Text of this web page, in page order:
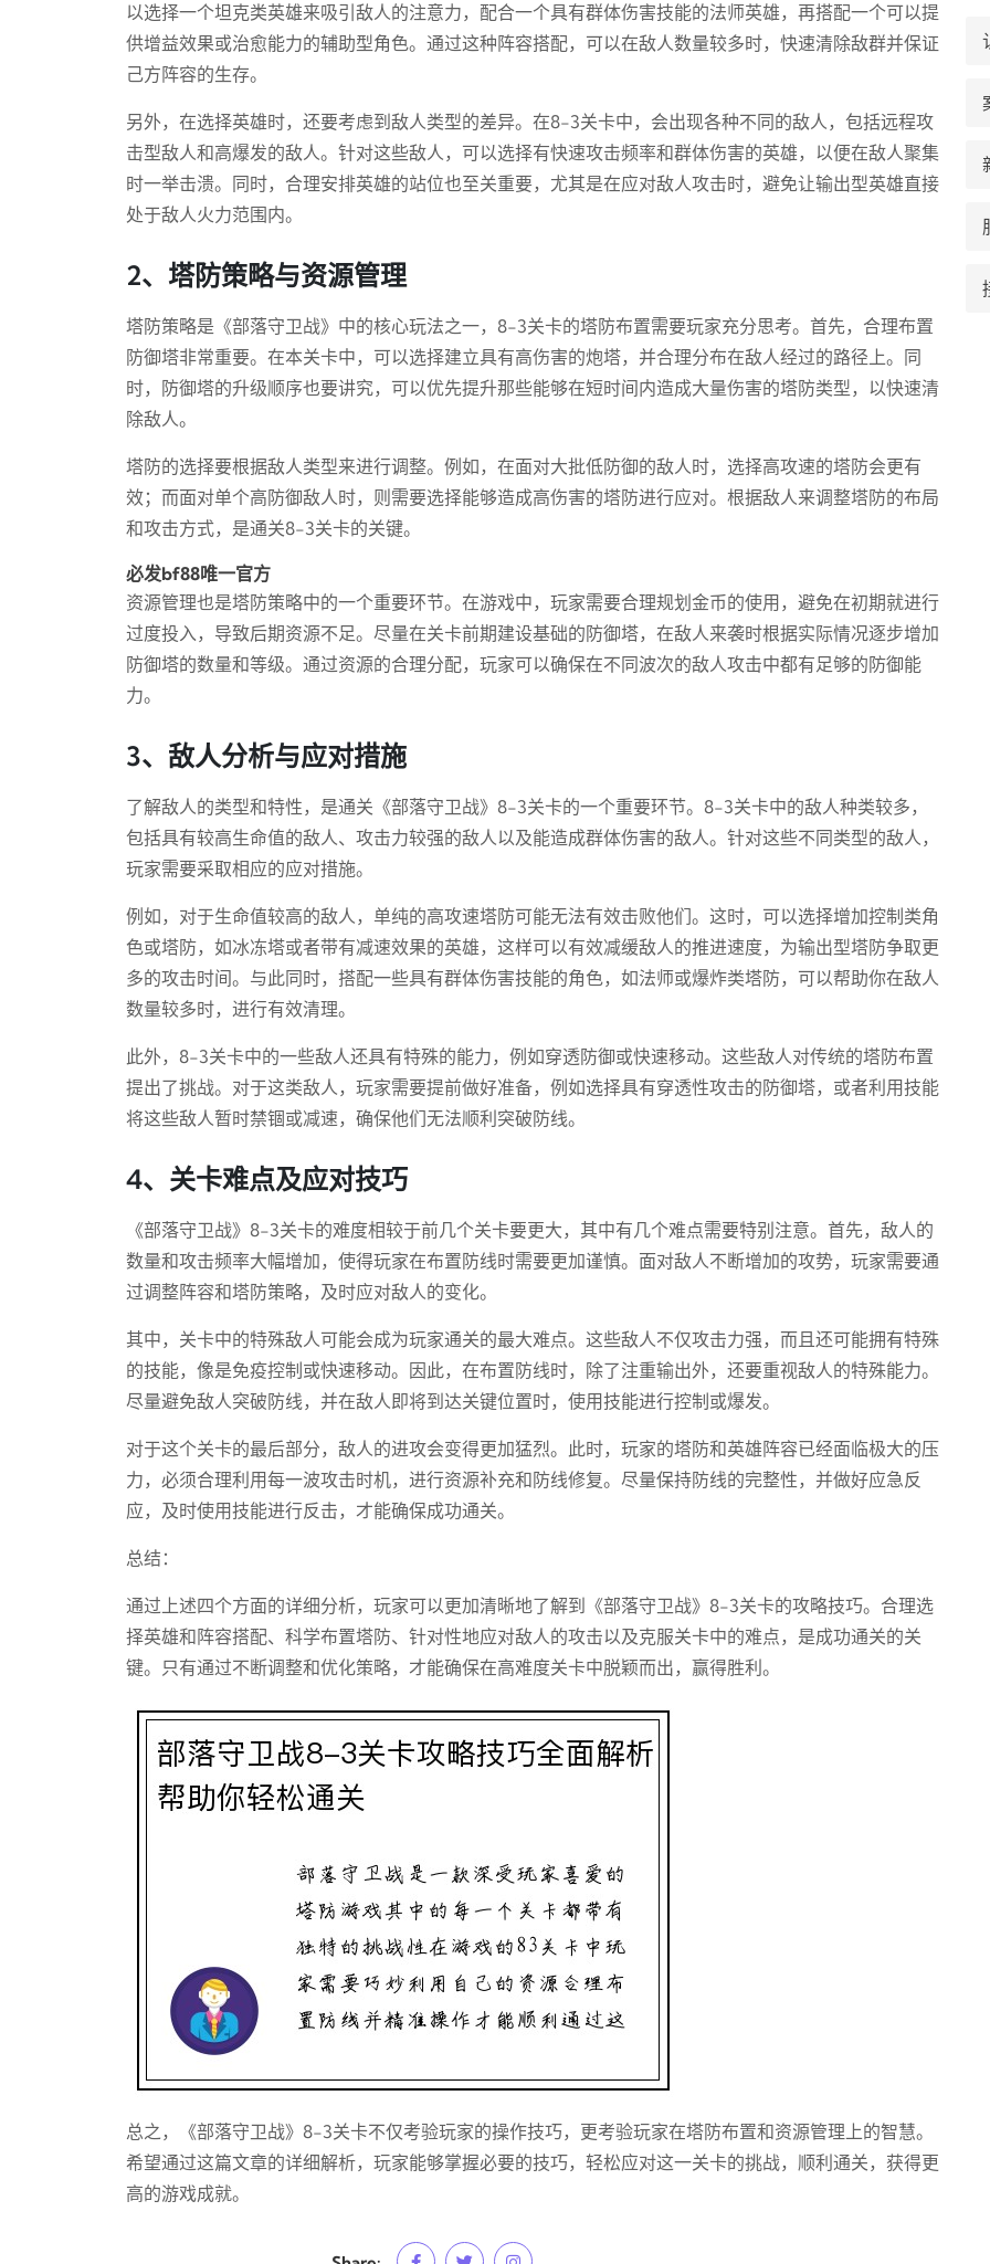
以选择一个坦克类英雄来吸引敌人的注意力，配合一个具有群体伤害技能的法师英雄，再搭配一个可以提
供增益效果或治愈能力的辅助型角色。通过这种阵容搭配，可以在敌人数量较多时，快速清除敌群并保证
己方阵容的生存。
另外，在选择英雄时，还要考虑到敌人类型的差异。在8-3关卡中，会出现各种不同的敌人，包括远程攻
击型敌人和高爆发的敌人。针对这些敌人，可以选择有快速攻击频率和群体伤害的英雄，以便在敌人聚集
时一举击溃。同时，合理安排英雄的站位也至关重要，尤其是在应对敌人攻击时，避免让输出型英雄直接
处于敌人火力范围内。
2、塔防策略与资源管理
塔防策略是《部落守卫战》中的核心玩法之一，8-3关卡的塔防布置需要玩家充分思考。首先，合理布置
防御塔非常重要。在本关卡中，可以选择建立具有高伤害的炮塔，并合理分布在敌人经过的路径上。同
时，防御塔的升级顺序也要讲究，可以优先提升那些能够在短时间内造成大量伤害的塔防类型，以快速清
除敌人。
塔防的选择要根据敌人类型来进行调整。例如，在面对大批低防御的敌人时，选择高攻速的塔防会更有
效；而面对单个高防御敌人时，则需要选择能够造成高伤害的塔防进行应对。根据敌人来调整塔防的布局
和攻击方式，是通关8-3关卡的关键。
必发bf88唯一官方
资源管理也是塔防策略中的一个重要环节。在游戏中，玩家需要合理规划金币的使用，避免在初期就进行
过度投入，导致后期资源不足。尽量在关卡前期建设基础的防御塔，在敌人来袭时根据实际情况逐步增加
防御塔的数量和等级。通过资源的合理分配，玩家可以确保在不同波次的敌人攻击中都有足够的防御能
力。
3、敌人分析与应对措施
了解敌人的类型和特性，是通关《部落守卫战》8-3关卡的一个重要环节。8-3关卡中的敌人种类较多，
包括具有较高生命值的敌人、攻击力较强的敌人以及能造成群体伤害的敌人。针对这些不同类型的敌人，
玩家需要采取相应的应对措施。
例如，对于生命值较高的敌人，单纯的高攻速塔防可能无法有效击败他们。这时，可以选择增加控制类角
色或塔防，如冰冻塔或者带有减速效果的英雄，这样可以有效减缓敌人的推进速度，为输出型塔防争取更
多的攻击时间。与此同时，搭配一些具有群体伤害技能的角色，如法师或爆炸类塔防，可以帮助你在敌人
数量较多时，进行有效清理。
此外，8-3关卡中的一些敌人还具有特殊的能力，例如穿透防御或快速移动。这些敌人对传统的塔防布置
提出了挑战。对于这类敌人，玩家需要提前做好准备，例如选择具有穿透性攻击的防御塔，或者利用技能
将这些敌人暂时禁锢或减速，确保他们无法顺利突破防线。
4、关卡难点及应对技巧
《部落守卫战》8-3关卡的难度相较于前几个关卡要更大，其中有几个难点需要特别注意。首先，敌人的
数量和攻击频率大幅增加，使得玩家在布置防线时需要更加谨慎。面对敌人不断增加的攻势，玩家需要通
过调整阵容和塔防策略，及时应对敌人的变化。
其中，关卡中的特殊敌人可能会成为玩家通关的最大难点。这些敌人不仅攻击力强，而且还可能拥有特殊
的技能，像是免疫控制或快速移动。因此，在布置防线时，除了注重输出外，还要重视敌人的特殊能力。
尽量避免敌人突破防线，并在敌人即将到达关键位置时，使用技能进行控制或爆发。
对于这个关卡的最后部分，敌人的进攻会变得更加猛烈。此时，玩家的塔防和英雄阵容已经面临极大的压
力，必须合理利用每一波攻击时机，进行资源补充和防线修复。尽量保持防线的完整性，并做好应急反
应，及时使用技能进行反击，才能确保成功通关。
总结：
通过上述四个方面的详细分析，玩家可以更加清晰地了解到《部落守卫战》8-3关卡的攻略技巧。合理选
择英雄和阵容搭配、科学布置塔防、针对性地应对敌人的攻击以及克服关卡中的难点，是成功通关的关
键。只有通过不断调整和优化策略，才能确保在高难度关卡中脱颖而出，赢得胜利。
总之，《部落守卫战》8-3关卡不仅考验玩家的操作技巧，更考验玩家在塔防布置和资源管理上的智慧。
希望通过这篇文章的详细解析，玩家能够掌握必要的技巧，轻松应对这一关卡的挑战，顺利通关，获得更
高的游戏成就。